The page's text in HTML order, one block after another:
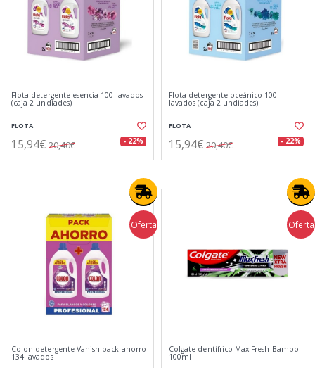
Flota detergente esencia 100 lavados
(caja 2 undiades)
FLOTA
15,94€ 20,40€ - 22%
Flota detergente oceánico 100
lavados (caja 2 undiades)
FLOTA
15,94€ 20,40€ - 22%
Oferta
Colon detergente Vanish pack ahorro
134 lavados
Oferta
Colgate dentífrico Max Fresh Bambo
100ml